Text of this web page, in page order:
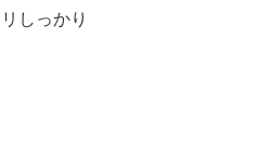
しっかり